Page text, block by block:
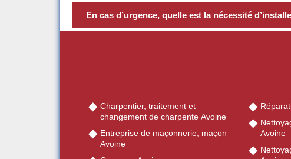
En cas d’urgence, quelle est la nécessité
Charpentier, traitement et
changement de charpente Avoine
Entreprise de maçonnerie, maçon
Avoine
Avoine